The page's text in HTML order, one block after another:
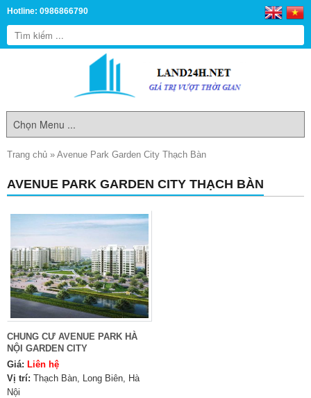
Hotline: 0986866790
Trang chủ » Avenue Park Garden City Thạch Bàn
AVENUE PARK GARDEN CITY THẠCH BÀN
CHUNG CƯ AVENUE PARK HÀ
NỘI GARDEN CITY
Giá: Liên hệ
Vị trí: Thạch Bàn, Long Biên, Hà
Nội